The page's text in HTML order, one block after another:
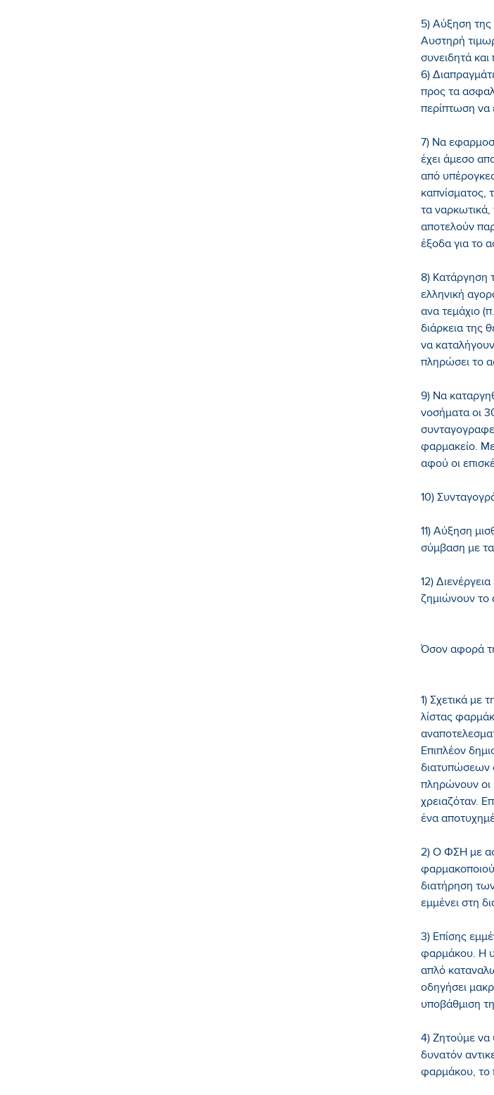
5) Αύξηση της
Αυστηρή
συνειδητά
6)
προς τα
περίπτωση να
7) Να
έχει άμεσο
από
καπνίσματος,
τα
αποτελούν
έξοδα για το
8) Κατάργηση
ελληνική
ανα τεμάχιο
διάρκεια της
να
πληρώσει το
9) Να
νοσήματα οι
φαρμακείο.
αφού οι
10)
11) Αύξηση
σύμβαση με τα
12)
ζημιώνουν το
Όσον αφορά
1) Σχετικά με
λίστας
Επιπλέον
διατυπώσεων
πληρώνουν οι
χρειαζόταν.
ένα
2) Ο ΦΣΗ με
διατήρηση
εμμένει στη
3) Επίσης
φαρμάκου. Η
απλό
οδηγήσει
υποβάθμιση
4) Ζητούμε να
δυνατόν
φαρμάκου, το